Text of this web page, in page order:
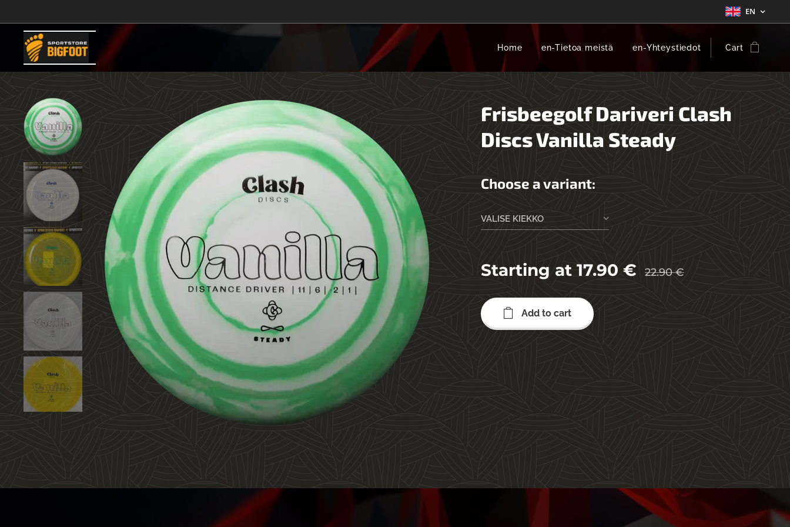
EN
Home en-Tietoa meistä en-Yhteystiedot Cart
Frisbeegolf Dariveri Clash
Discs Vanilla Steady
Choose a variant:
VALISE KIEKKO
Starting at17.90€ 22.90€
Add to cart